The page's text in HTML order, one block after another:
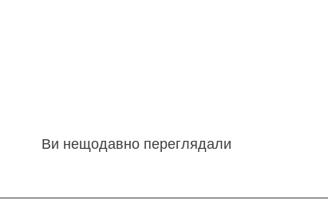
Ви нещодавно переглядали